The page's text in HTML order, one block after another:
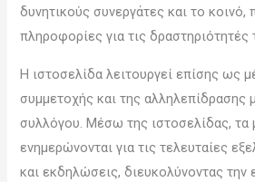
δυνητικούς συνεργάτες και το κοινό,
πληροφορίες για τις δραστηριότητές
Η ιστοσελίδα λειτουργεί επίσης ως
συμμετοχής και της αλληλεπίδρασης
συλλόγου. Μέσω της ιστοσελίδας, τα
ενημερώνονται για τις τελευταίες
και εκδηλώσεις, διευκολύνοντας την